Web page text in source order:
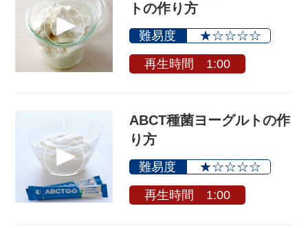
トの作り方
難易度 ★☆☆☆☆
再生時間 1:00
ABCT種菌ヨーグルトの作
り方
難易度 ★☆☆☆☆
再生時間 1:00